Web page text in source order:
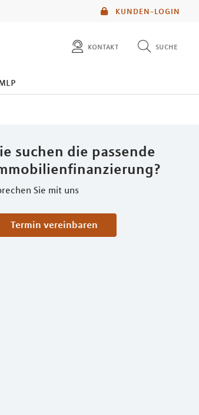
KUNDEN-LOGIN
kontakt suche
suchen die passende
Sie mit uns
Termin vereinbaren